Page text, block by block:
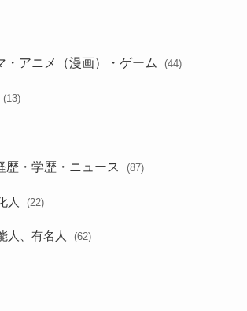
・アニメ（漫画）・ゲーム (44)
(13)
歴・学歴・ニュース (87)
人 (22)
人、有名人 (62)